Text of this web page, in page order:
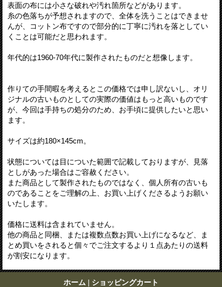
表面の布には小さな破れや汚れ箇所などがあります。
糸の色落ちが予想されますので、全体を洗うことはできませ
んが、コットン布ですので部分的に丁寧に汚れを落としてい
くことは可能だと思われます。
年代的は1960-70年代に製作されたものだと想像します。
作りての手間暇を考えるとこの価格では申し訳ないし、オリ
ジナルの古いものとしての実際の価値はもっと高いものです
が、今回は手持ちの処分のため、お手頃に提供したいと思い
ます。
サイズは約180×145cm。
状態については目についた範囲で記載しておりますが、見落
としがあった場合はご容赦ください。
また商品として製作されたものではなく、個人所有の古いも
のであることをご理解の上、お買い上げくださるようお願い
いたします。
価格に送料は含まれていません。
他の商品と同梱、または複数点数お買い上げになるなど、ま
とめ買いをされると個々でご注文するより１点あたりの送料
が割安になります。
ホーム | ショッピングカート